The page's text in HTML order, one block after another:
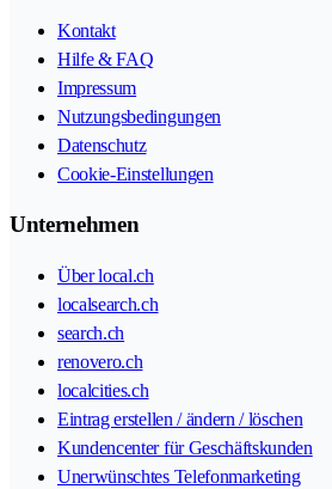
Kontakt
Hilfe & FAQ
Impressum
Nutzungsbedingungen
Datenschutz
Cookie-Einstellungen
Unternehmen
Über local.ch
localsearch.ch
search.ch
renovero.ch
localcities.ch
Eintrag erstellen / ändern / löschen
Kundencenter für Geschäftskunden
Unerwünschtes Telefonmarketing